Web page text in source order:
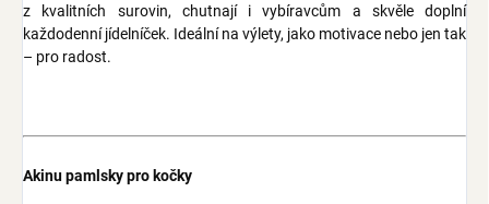
z kvalitních surovin, chutnají i vybíravcům a skvěle doplní
každodenní jídelníček. Ideální na výlety, jako motivace nebo jen tak
– pro radost.
Akinu pamlsky pro kočky